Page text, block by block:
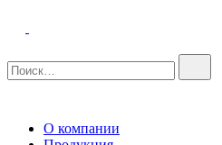
О компании